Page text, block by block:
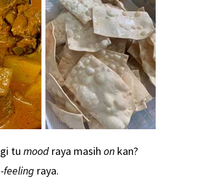
tu mood raya masih on kan?
feeling raya.